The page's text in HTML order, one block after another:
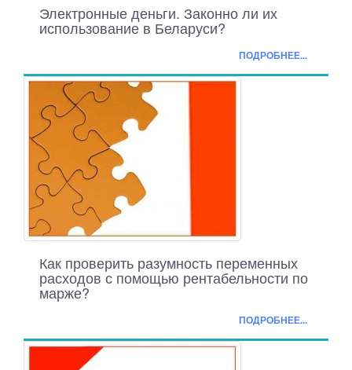
Электронные деньги. Законно ли их
использование в Беларуси?
ПОДРОБНЕЕ...
Как проверить разумность переменных
расходов с помощью рентабельности по
марже?
ПОДРОБНЕЕ...